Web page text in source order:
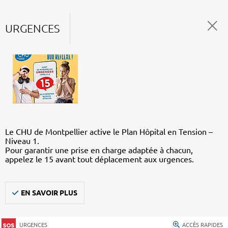
URGENCES
Le CHU de Montpellier active le Plan Hôpital en Tension –
Niveau 1.
Pour garantir une prise en charge adaptée à chacun,
appelez le 15 avant tout déplacement aux urgences.
EN SAVOIR PLUS
URGENCES ACCÈS RAPIDES